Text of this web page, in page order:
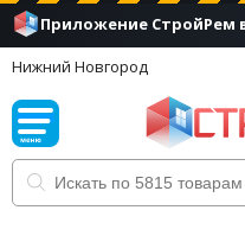
Приложение СтройРем
Нижний Новгород